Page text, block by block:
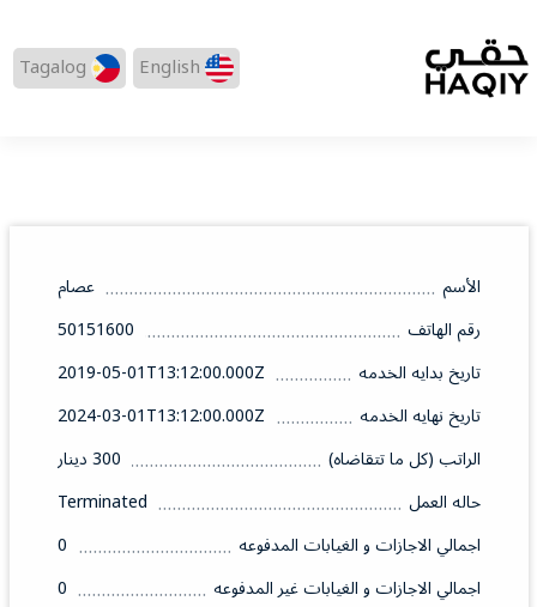
English
Tagalog
الأسم
عصام
رقم الهاتف
50151600
تاريخ بدايه الخدمه
2019-05-01T13:12:00.000Z
تاريخ نهايه الخدمه
2024-03-01T13:12:00.000Z
الراتب (كل ما تتقاضاه)
300 دينار
حاله العمل
Terminated
اجمالي الاجازات و الغيابات المدفوعه
0
اجمالي الاجازات و الغيابات غير المدفوعه
0